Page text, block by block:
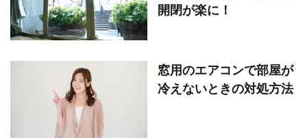
開閉が楽に！
窓用のエアコンで部屋が
冷えないときの対処方法